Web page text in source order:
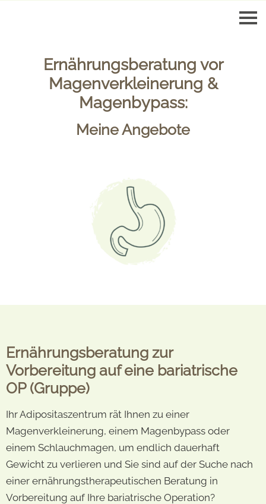
Ernährungsberatung vor
Magenverkleinerung &
Magenbypass:
Meine Angebote
Ernährungsberatung zur
Vorbereitung auf eine bariatrische
OP (Gruppe)
Ihr Adipositaszentrum rät Ihnen zu einer
Magenverkleinerung, einem Magenbypass oder
einem Schlauchmagen, um endlich dauerhaft
Gewicht zu verlieren und Sie sind auf der Suche nach
einer ernährungstherapeutischen Beratung in
Vorbereitung auf Ihre bariatrische Operation?